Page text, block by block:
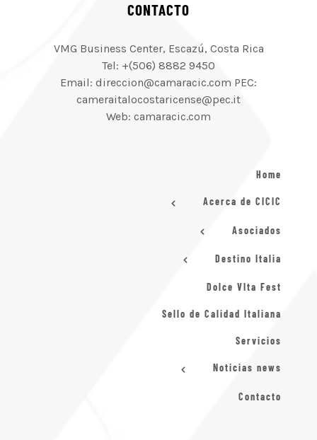
CONTACTO
VMG Business Center, Escazú, Costa Rica
Tel: +(506) 8882 9450
Email: direccion@camaracic.com PEC:
cameraitalocostaricense@pec.it
Web: camaracic.com
Home
Acerca de CICIC
Asociados
Destino Italia
Dolce VIta Fest
Sello de Calidad Italiana
Servicios
Noticias news
Contacto